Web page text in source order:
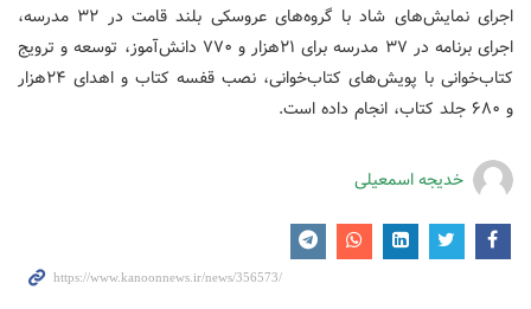
اجرای نمایش‌های شاد با گروه‌های عروسکی بلند قامت در ۳۲ مدرسه،
اجرای برنامه در ۳۷ مدرسه برای ۲۱هزار و ۷۷۰ دانش‌آموز، توسعه و ترویج
کتاب‌خوانی با پویش‌های کتاب‌خوانی، نصب قفسه کتاب و اهدای ۲۴هزار
و ۶۸۰ جلد کتاب، انجام داده‌ است.
خدیجه اسمعیلی